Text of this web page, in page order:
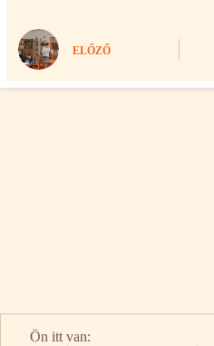
ELŐZŐ
Ön itt van: